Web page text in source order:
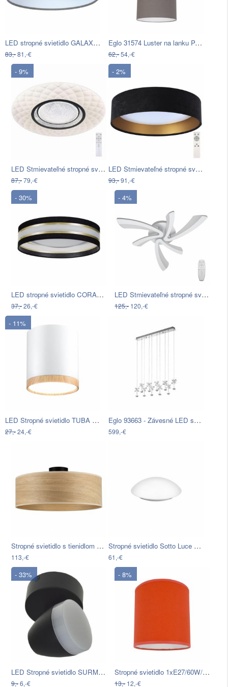
LED stropné svietidlo GALAXY LED/24W…
83,-81,-€
Eglo 31574 Luster na lanku PASTERI E27…
62,-54,-€
- 9%
LED Stmievateľné stropné svietidlo…
87,-79,-€
- 2%
LED Stmievateľné stropné svietidlo…
93,-91,-€
- 30%
LED stropné svietidlo CORAL GOLD LED…
37,-26,-€
- 4%
LED Stmievateľné stropné svietidlo…
125,-120,-€
- 11%
LED Stropné svietidlo TUBA LED/5W/230V…
27,-24,-€
Eglo 93663 - Závesné LED svietidlo na…
599,-€
Stropné svietidlo s tienidlom z…
113,-€
Stropné svietidlo Sotto Luce MATO, Ø 30…
61,-€
- 33%
LED Stropné svietidlo SURMUR LED/6W…
9,-6,-€
- 8%
Stropné svietidlo 1xE27/60W/230V…
13,-12,-€